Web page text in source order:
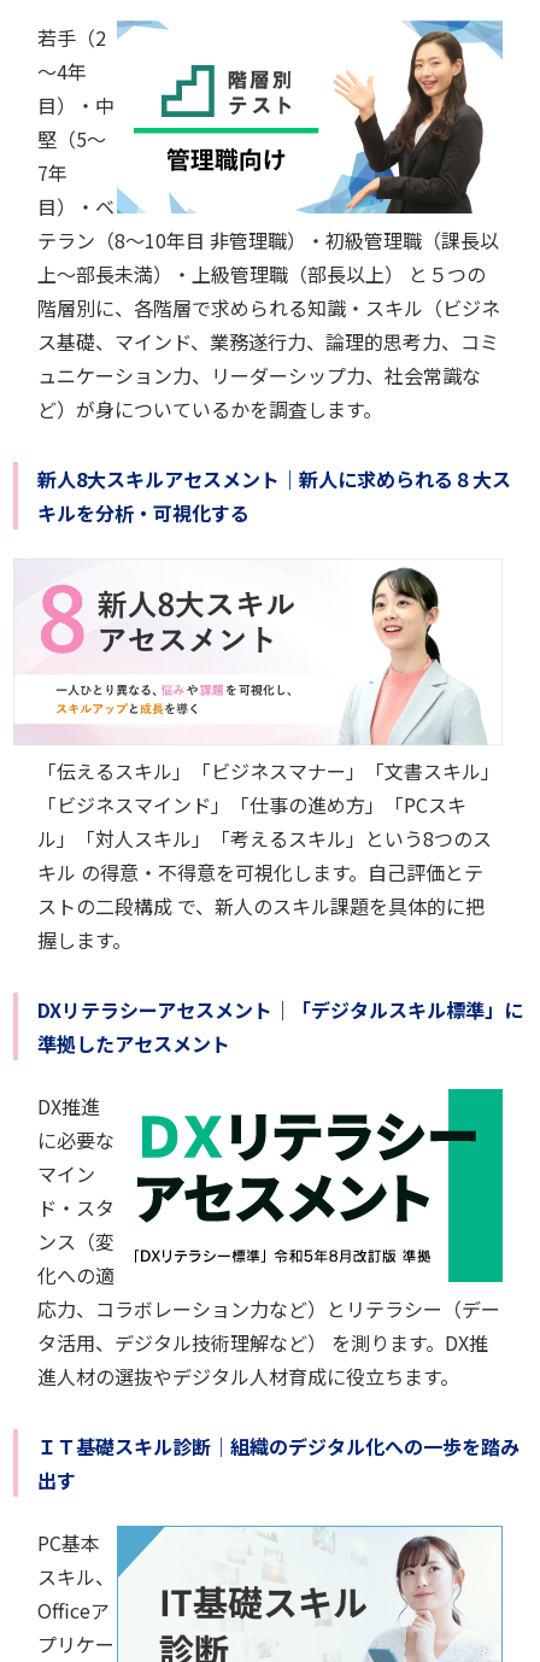
若手（2
～4年
目）・中
堅（5～
7年
目）・ベ
テラン（8～10年目 非管理職）・初級管理職（課長以
上～部長未満）・上級管理職（部長以上） と５つの
階層別に、各階層で求められる知識・スキル（ビジネ
ス基礎、マインド、業務遂行力、論理的思考力、コミ
ュニケーション力、リーダーシップ力、社会常識な
ど）が身についているかを調査します。
新人8大スキルアセスメント｜新人に求められる８大ス
キルを分析・可視化する
「伝えるスキル」「ビジネスマナー」「文書スキル」
「ビジネスマインド」「仕事の進め方」「PCスキ
ル」「対人スキル」「考えるスキル」という8つのス
キル の得意・不得意を可視化します。自己評価とテ
ストの二段構成 で、新人のスキル課題を具体的に把
握します。
DXリテラシーアセスメント｜「デジタルスキル標準」に
準拠したアセスメント
DX推進
に必要な
マイン
ド・スタ
ンス（変
化への適
応力、コラボレーション力など）とリテラシー（デー
タ活用、デジタル技術理解など） を測ります。DX推
進人材の選抜やデジタル人材育成に役立ちます。
ＩＴ基礎スキル診断｜組織のデジタル化への一歩を踏み
出す
PC基本
スキル、
Officeア
プリケー